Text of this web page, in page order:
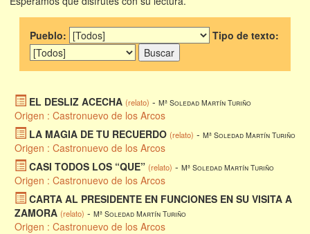
Pueblo: Tipo de texto:
EL DESLIZ ACECHA (relato) - Mª Soledad Martín Turiño
Origen : Castronuevo de los Arcos
LA MAGIA DE TU RECUERDO (relato) - Mª Soledad Martín Turiño
Origen : Castronuevo de los Arcos
CASI TODOS LOS “QUE” (relato) - Mª Soledad Martín Turiño
Origen : Castronuevo de los Arcos
CARTA AL PRESIDENTE EN FUNCIONES EN SU VISITA A
ZAMORA (relato) - Mª Soledad Martín Turiño
Origen : Castronuevo de los Arcos